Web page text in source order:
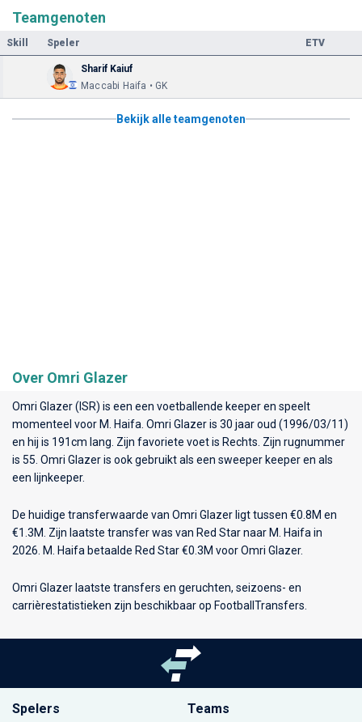
Teamgenoten
Skill Speler ETV
Sharif Kaiuf
Maccabi Haifa • GK
Bekijk alle teamgenoten
Over Omri Glazer
Omri Glazer (ISR) is een een voetballende keeper en speelt
momenteel voor M. Haifa . Omri Glazer is 30 jaar oud (1996/03/11)
en hij is 191cm lang. Zijn favoriete voet is Rechts. Zijn rugnummer
is 55. Omri Glazer is ook gebruikt als een sweeper keeper en als
een lijnkeeper.
De huidige transferwaarde van Omri Glazer ligt tussen €0.8M en
€1.3M. Zijn laatste transfer was van Red Star naar M. Haifa in
2026. M. Haifa betaalde Red Star €0.3M voor Omri Glazer.
Omri Glazer laatste transfers en geruchten, seizoens- en
carrièrestatistieken zijn beschikbaar op FootballTransfers.
Spelers Teams